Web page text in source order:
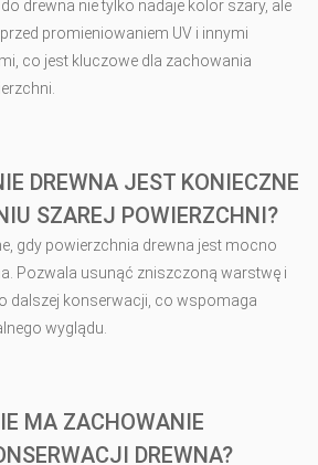
drewna nie tylko nadaje kolor szary, ale
promieniowaniem UV i innymi
co jest kluczowe dla zachowania
DREWNA JEST KONIECZNE
SZAREJ POWIERZCHNI?
gdy powierzchnia drewna jest mocno
Pozwala usunąć zniszczoną warstwę i
dalszej konserwacji, co wspomaga
wyglądu.
MA ZACHOWANIE
DREWNA?